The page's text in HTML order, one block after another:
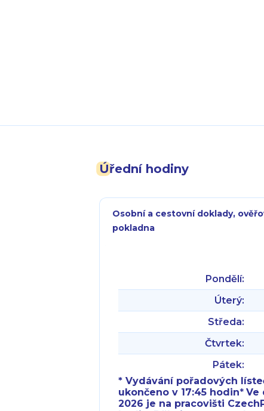
Úřední hodiny
Osobní a cestovní doklady,
pokladna
Pondělí:
Úterý:
Středa:
Čtvrtek:
Pátek:
* Vydávání pořadových
ukončeno v 17:45 hodin*Ve
2026 je na pracovišti